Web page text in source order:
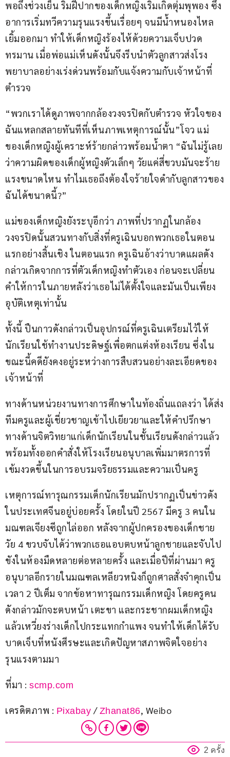
พอถึงช่วงเย็น ริมฝีปากของเด็กหญิงเริ่มเกิดตุ่มพุพอง ซึ่ง
อาการเริ่มทวีความรุนแรงขึ้นเรื่อยๆ จนมีน้ำหนองไหล
เยิ้มออกมา ทำให้เด็กหญิงร้องไห้ด้วยความเจ็บปวด
ทรมาน เมื่อพ่อแม่เห็นดังนั้นจึงรีบนำตัวลูกสาวส่งโรง
พยาบาลอย่างเร่งด่วนพร้อมกับแจ้งความกับเจ้าหน้าที่
ตำรวจ
“พวกเราได้ดูภาพจากกล้องวงจรปิดกับตำรวจ หัวใจของ
ฉันแหลกสลายทันทีที่เห็นภาพเหตุการณ์นั้น”โจว แม่
ของเด็กหญิงผู้เคราะห์ร้ายกล่าวพร้อมน้ำตา “ฉันไม่รู้เลย
ว่าความผิดของเด็กผู้หญิงตัวเล็กๆ วัยแค่สี่ขวบมันจะร้าย
แรงขนาดไหน ทำไมเธอถึงต้องใจร้ายใจดำกับลูกสาวของ
ฉันได้ขนาดนี้?”
แม่ของเด็กหญิงยังระบุอีกว่า ภาพที่ปรากฏในกล้อง
วงจรปิดนั้นสวนทางกับสิ่งที่ครูเฉินบอกพวกเธอในตอน
แรกอย่างสิ้นเชิง ในตอนแรก ครูเฉินอ้างว่าบาดแผลดัง
กล่าวเกิดจากการที่ตัวเด็กหญิงทำตัวเอง ก่อนจะเปลี่ยน
คำให้การในภายหลังว่าเธอไม่ได้ตั้งใจและมันเป็นเพียง
อุบัติเหตุเท่านั้น
ทั้งนี้ ปืนกาวดังกล่าวเป็นอุปกรณ์ที่ครูเฉินเตรียมไว้ให้
นักเรียนใช้ทำงานประดิษฐ์เพื่อตกแต่งห้องเรียน ซึ่งใน
ขณะนี้คดียังคงอยู่ระหว่างการสืบสวนอย่างละเอียดของ
เจ้าหน้าที่
ทางด้านหน่วยงานทางการศึกษาในท้องถิ่นแถลงว่า ได้ส่ง
ทีมครูและผู้เชี่ยวชาญเข้าไปเยียวยาและให้คำปรึกษา
ทางด้านจิตวิทยาแก่เด็กนักเรียนในชั้นเรียนดังกล่าวแล้ว
พร้อมทั้งออกคำสั่งให้โรงเรียนอนุบาลเพิ่มมาตรการที่
เข้มงวดขึ้นในการอบรมจริยธรรมและความเป็นครู
เหตุการณ์ทารุณกรรมเด็กนักเรียนมักปรากฏเป็นข่าวดัง
ในประเทศจีนอยู่บ่อยครั้ง โดยในปี 2567 มีครู 3 คนใน
มณฑลเจียงซีถูกไล่ออก หลังจากผู้ปกครองของเด็กชาย
วัย 4 ขวบจับได้ว่าพวกเธอแอบตบหน้าลูกชายและจับไป
ขังในห้องมืดหลายต่อหลายครั้ง และเมื่อปีที่ผ่านมา ครู
อนุบาลอีกรายในมณฑลเหลียวหนิงก็ถูกศาลสั่งจำคุกเป็น
เวลา 2 ปีเต็ม จากข้อหาทารุณกรรมเด็กหญิง โดยครูคน
ดังกล่าวมักจะตบหน้า เตะขา และกระชากผมเด็กหญิง
แล้วเหวี่ยงร่างเด็กไปกระแทกกำแพง จนทำให้เด็กได้รับ
บาดเจ็บที่หนังศีรษะและเกิดปัญหาสภาพจิตใจอย่าง
รุนแรงตามมา
ที่มา : scmp.com
เครดิตภาพ : Pixabay / Zhanat86, Weibo
2 ครั้ง